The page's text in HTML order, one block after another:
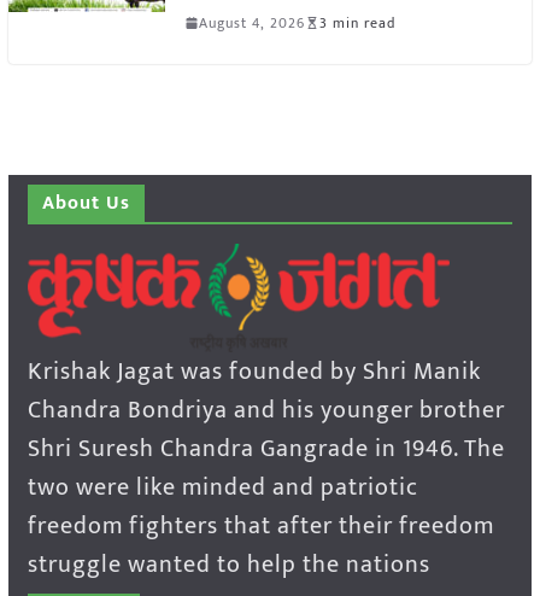
August 4, 2026 3 min read
About Us
Krishak Jagat was founded by Shri Manik
Chandra Bondriya and his younger brother
Shri Suresh Chandra Gangrade in 1946. The
two were like minded and patriotic
freedom fighters that after their freedom
struggle wanted to help the nations